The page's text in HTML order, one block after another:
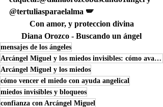
@tertuliasparaelalma 🪽
Con amor, y proteccion divina
Diana Orozco - Buscando un ángel
mensajes de los ángeles
Arcángel Miguel y los miedos invisibles: cómo avanzar con confianza en tu día a día
Arcángel Miguel y los miedos
cómo vencer el miedo con ayuda angelical
miedos invisibles y bloqueos
confianza con Arcángel Miguel